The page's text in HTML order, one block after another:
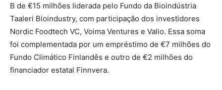
B de €15 milhões liderada pelo Fundo da Bioindústria
Taaleri Bioindustry, com participação dos investidores
Nordic Foodtech VC, Voima Ventures e Valio. Essa soma
foi complementada por um empréstimo de €7 milhões do
Fundo Climático Finlandês e outro de €2 milhões do
financiador estatal Finnvera.